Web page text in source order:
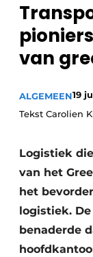
van
ALGEMEEN19
Tekst Carolien
Logistiek
van het
het
logistiek.
benaderde